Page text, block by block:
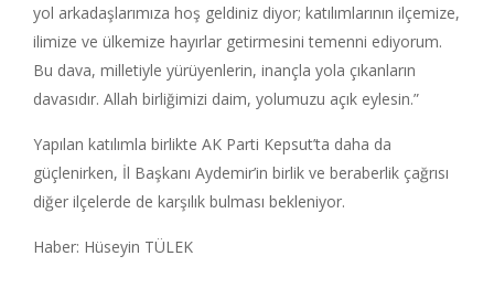
yol arkadaşlarımıza hoş geldiniz diyor; katılımlarının ilçemize,
ilimize ve ülkemize hayırlar getirmesini temenni ediyorum.
Bu dava, milletiyle yürüyenlerin, inançla yola çıkanların
davasıdır. Allah birliğimizi daim, yolumuzu açık eylesin.”
Yapılan katılımla birlikte AK Parti Kepsut’ta daha da
güçlenirken, İl Başkanı Aydemir’in birlik ve beraberlik çağrısı
diğer ilçelerde de karşılık bulması bekleniyor.
Haber: Hüseyin TÜLEK